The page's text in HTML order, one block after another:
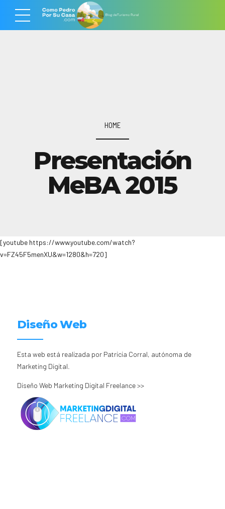
HOME
Presentación
MeBA 2015
[youtube https://www.youtube.com/watch?
v=FZ45F5menXU&w=1280&h=720]
Diseño Web
Esta web está realizada por Patricia Corral, autónoma de
Marketing Digital.
Diseño Web Marketing Digital Freelance >>